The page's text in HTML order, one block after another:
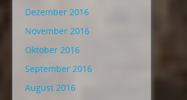
Dezember 2016
November 2016
Oktober 2016
September 2016
August 2016